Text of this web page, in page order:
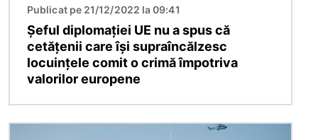
Publicat pe 21/12/2022 la 09:41
Șeful diplomației UE nu a spus că
cetățenii care își supraîncălzesc
locuințele comit o crimă împotriva
valorilor europene